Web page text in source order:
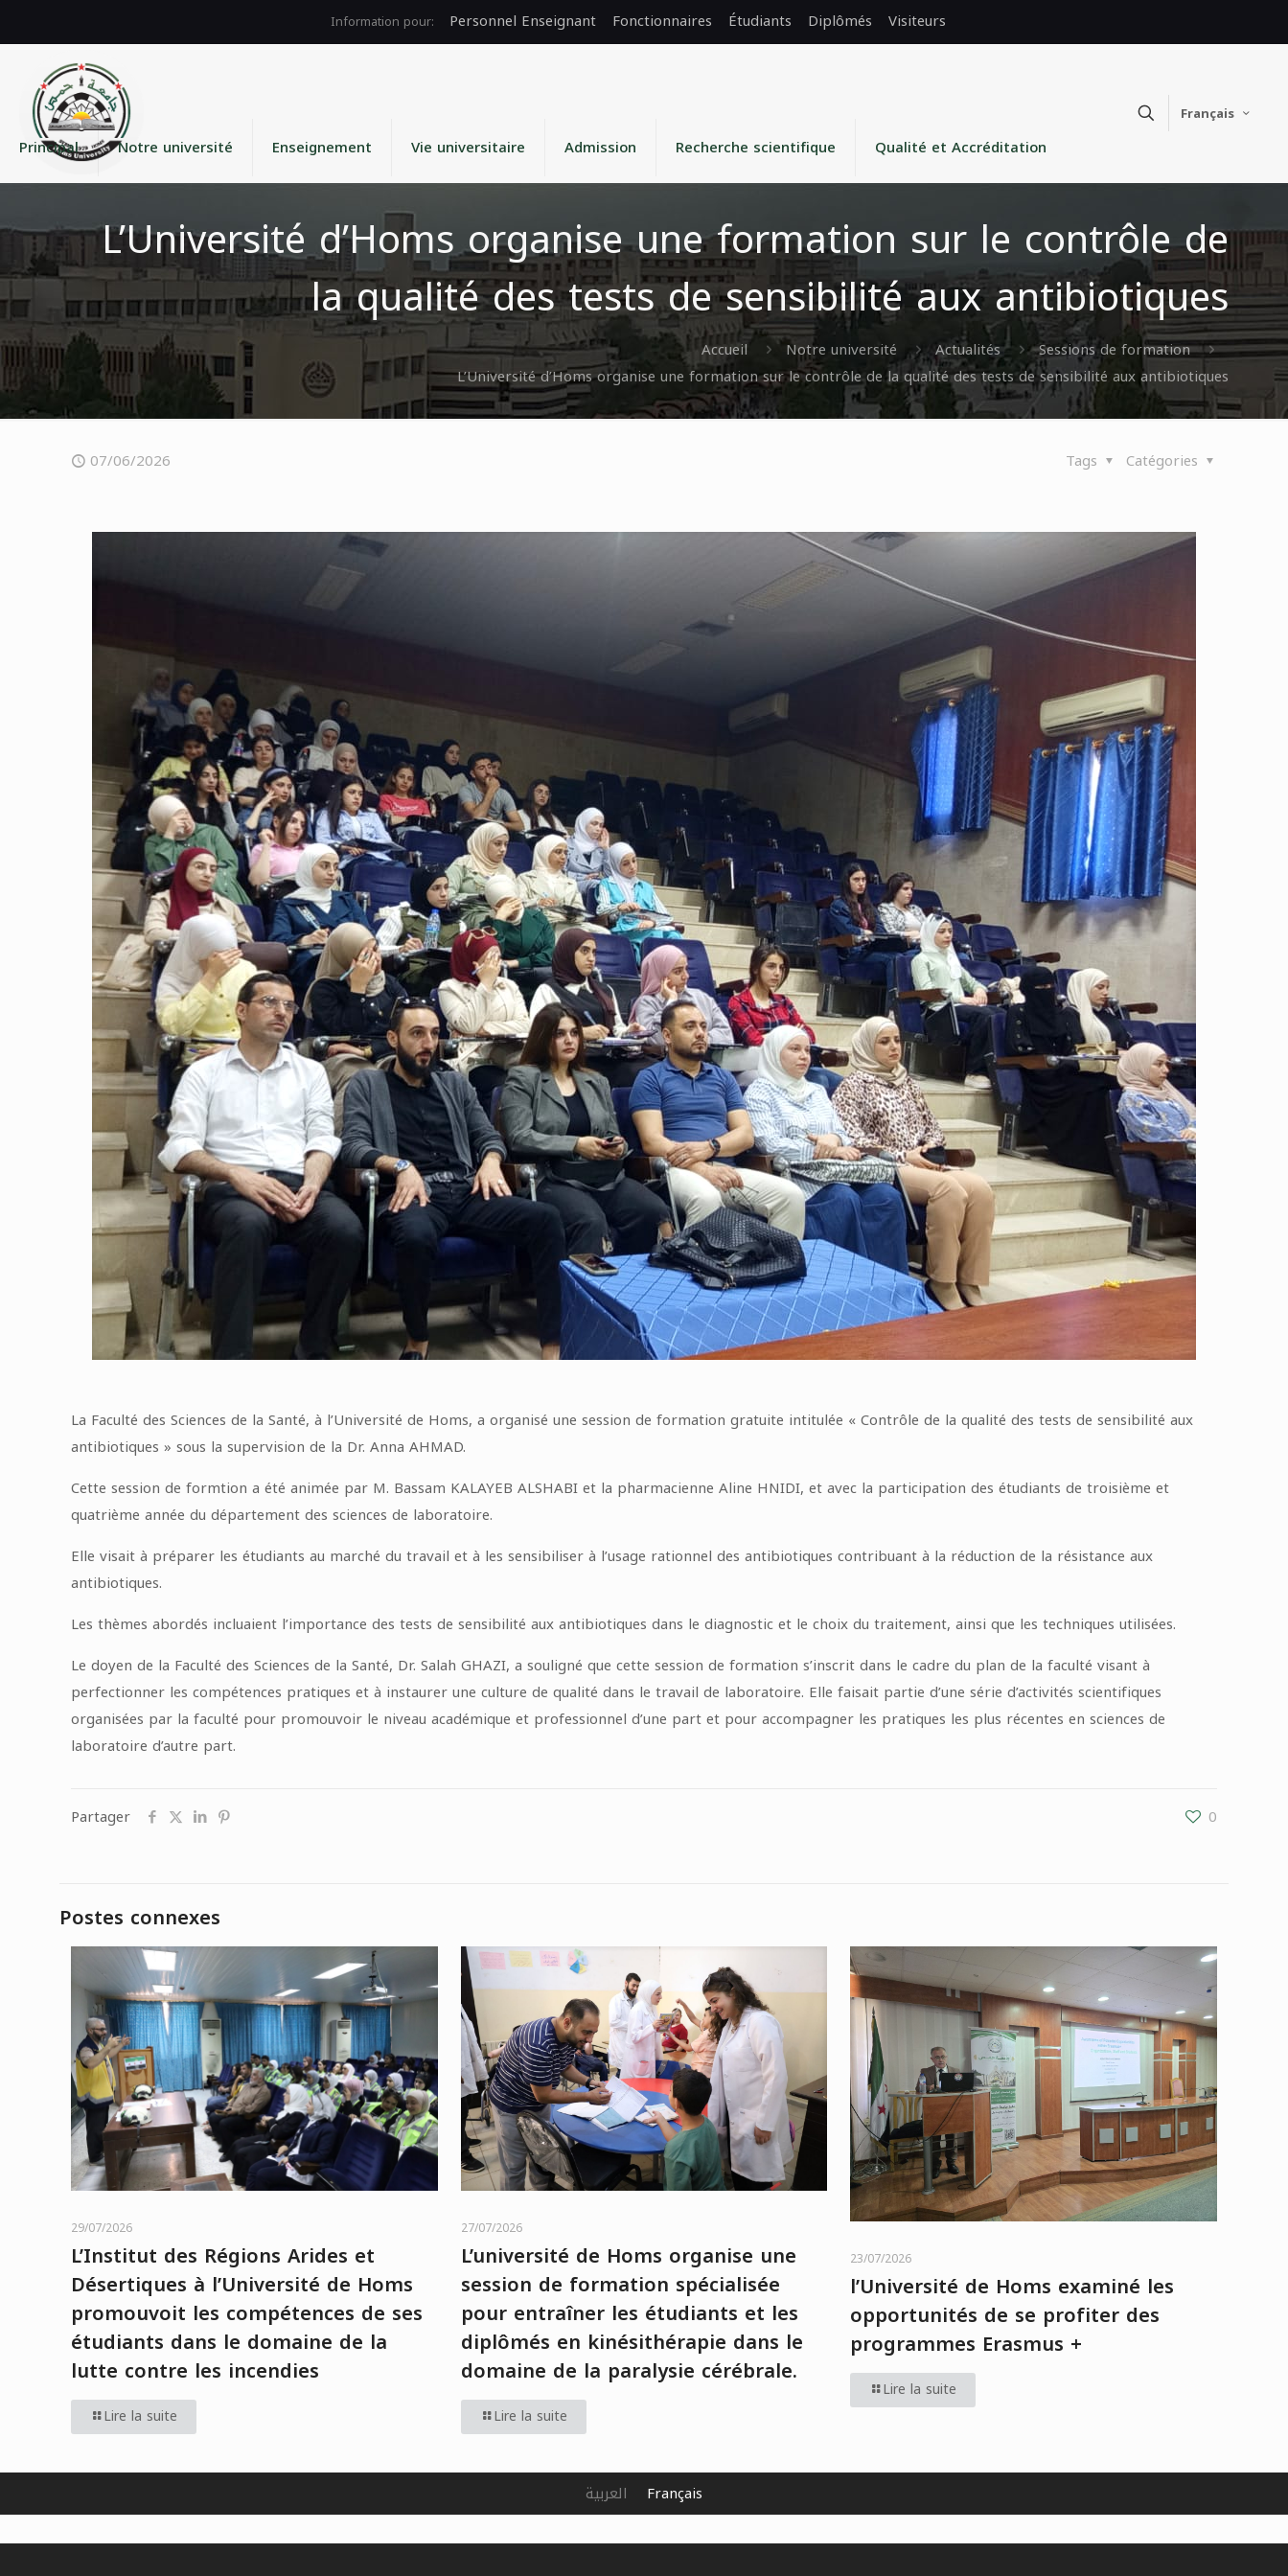
Personnel Enseignant Fonctionnaires Étudiants Diplômés Visiteurs
Principal Notre université Enseignement Vie universitaire Admission Recherche scientifique Qualité et Accréditation
Français
L’Université d’Homs organise une formation sur le contrôle de
la qualité des tests de sensibilité aux antibiotiques
Accueil Notre université Actualités
Sessions de formation
L’Université d’Homs organise une formation sur le contrôle de la qualité des tests de sensibilité aux antibiotiques
07/06/2026 Catégories
Tags
La Faculté des Sciences de la Santé, à l’Université de Homs, a organisé une session de formation gratuite intitulée « Contrôle de la qualité des tests de sensibilité aux
antibiotiques » sous la supervision de la Dr. Anna AHMAD.
Cette session de formtion a été animée par M. Bassam KALAYEB ALSHABI et la pharmacienne Aline HNIDI, et avec la participation des étudiants de troisième et
quatrième année du département des sciences de laboratoire.
Elle visait à préparer les étudiants au marché du travail et à les sensibiliser à l’usage rationnel des antibiotiques contribuant à la réduction de la résistance aux
antibiotiques.
Les thèmes abordés incluaient l’importance des tests de sensibilité aux antibiotiques dans le diagnostic et le choix du traitement, ainsi que les techniques utilisées.
Le doyen de la Faculté des Sciences de la Santé, Dr. Salah GHAZI, a souligné que cette session de formation s’inscrit dans le cadre du plan de la faculté visant à
perfectionner les compétences pratiques et à instaurer une culture de qualité dans le travail de laboratoire. Elle faisait partie d’une série d’activités scientifiques
organisées par la faculté pour promouvoir le niveau académique et professionnel d’une part et pour accompagner les pratiques les plus récentes en sciences de
laboratoire d’autre part.
Partager 0
Postes connexes
29/07/2026
L’Institut des Régions Arides et
Désertiques à l’Université de Homs
promouvoit les compétences de ses
étudiants dans le domaine de la
lutte contre les incendies
Lire la suite
27/07/2026
L’université de Homs organise une
session de formation spécialisée
pour entraîner les étudiants et les
diplômés en kinésithérapie dans le
domaine de la paralysie cérébrale.
Lire la suite
23/07/2026
l’Université de Homs examiné les
opportunités de se profiter des
programmes Erasmus +
Lire la suite
العربية Français